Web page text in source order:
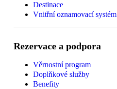
Destinace
Vnitřní oznamovací systém
Rezervace a podpora
Věrnostní program
Doplňkové služby
Benefity